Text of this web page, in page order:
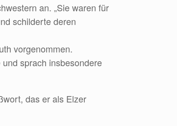
an. „Sie waren für
schilderte deren
vorgenommen.
sprach insbesondere
das er als Elzer